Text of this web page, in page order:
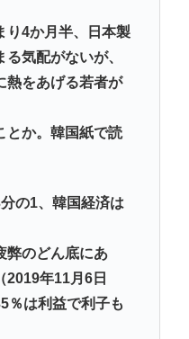
り4か月半、日本製
気配がないが、
熱をあげる若者が
とか。韓国紙で読
の1、韓国経済は
弊のどん底にあ
2019年11月6日
％は利益で利子も